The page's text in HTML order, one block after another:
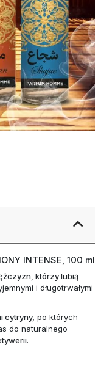
INTENSE, 100 ml
którzy lubią
i długotrwałymi
cytryny, po których
do naturalnego